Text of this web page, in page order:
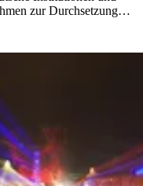
zur Durchsetzung